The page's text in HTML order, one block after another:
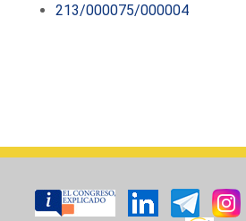
213/000075/000004